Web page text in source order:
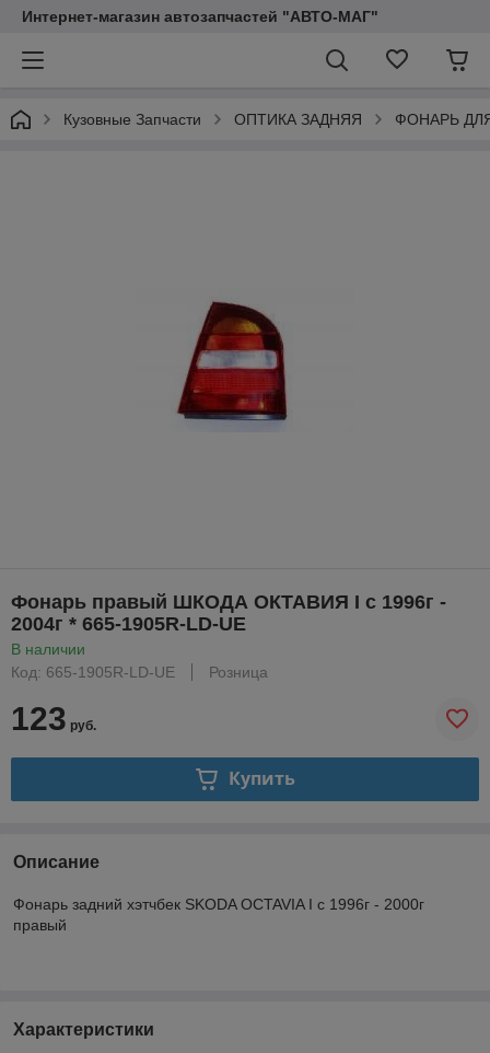
Интернет-магазин автозапчастей "АВТО-МАГ"
Кузовные Запчасти ОПТИКА ЗАДНЯЯ ФОНАРЬ
Фонарь правый ШКОДА ОКТАВИЯ I с 1996г -
2004г * 665-1905R-LD-UE
В наличии
Код: 665-1905R-LD-UE
Розница
123 руб.
Купить
Описание
Фонарь задний хэтчбек SKODA OCTAVIA I с 1996г - 2000г
правый
Характеристики